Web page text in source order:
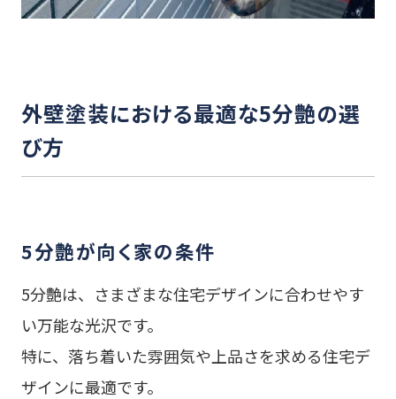
外壁塗装における最適な5分艶の選
び方
5分艶が向く家の条件
5分艶は、さまざまな住宅デザインに合わせやす
い万能な光沢です。
特に、落ち着いた雰囲気や上品さを求める住宅デ
ザインに最適です。